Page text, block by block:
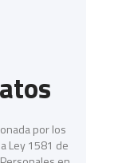
por los
Ley 1581 de